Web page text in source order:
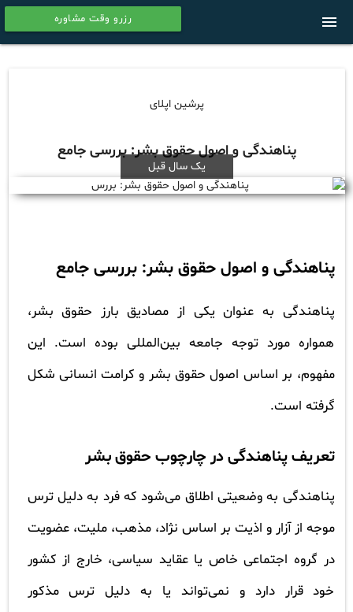
رزرو وقت مشاوره menu
پرشین اپلای
پناهندگی و اصول حقوق بشر: بررسی جامع
یک سال قبل
پناهندگی و اصول حقوق بشر: بررسی جامع
پناهندگی به عنوان یکی از مصادیق بارز حقوق بشر،
همواره مورد توجه جامعه بین‌المللی بوده است. این
مفهوم، بر اساس اصول حقوق بشر و کرامت انسانی شکل
گرفته است.
تعریف پناهندگی در چارچوب حقوق بشر
پناهندگی به وضعیتی اطلاق می‌شود که فرد به دلیل ترس
موجه از آزار و اذیت بر اساس نژاد، مذهب، ملیت، عضویت
در گروه اجتماعی خاص یا عقاید سیاسی، خارج از کشور
خود قرار دارد و نمی‌تواند یا به دلیل ترس مذکور